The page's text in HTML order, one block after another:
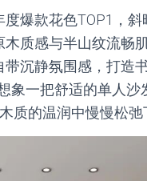
爆款花色TOP1，
质感与半山纹流畅
沉静氛围感，打造
象一把舒适的单人沙
质的温润中慢慢松弛